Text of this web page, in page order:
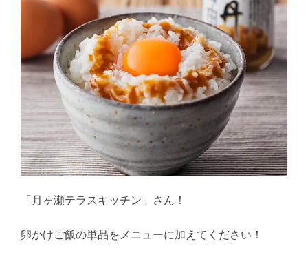
「月ヶ瀬テラスキッチン」さん！
卵かけご飯の単品をメニューに加えてください！